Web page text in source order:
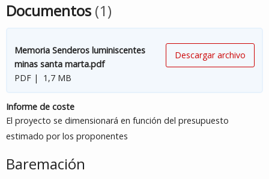
Documentos (1)
Descargar archivo
Memoria Senderos luminiscentes
minas santa marta.pdf
PDF | 1,7 MB
Informe de coste
El proyecto se dimensionará en función del presupuesto
estimado por los proponentes
Baremación